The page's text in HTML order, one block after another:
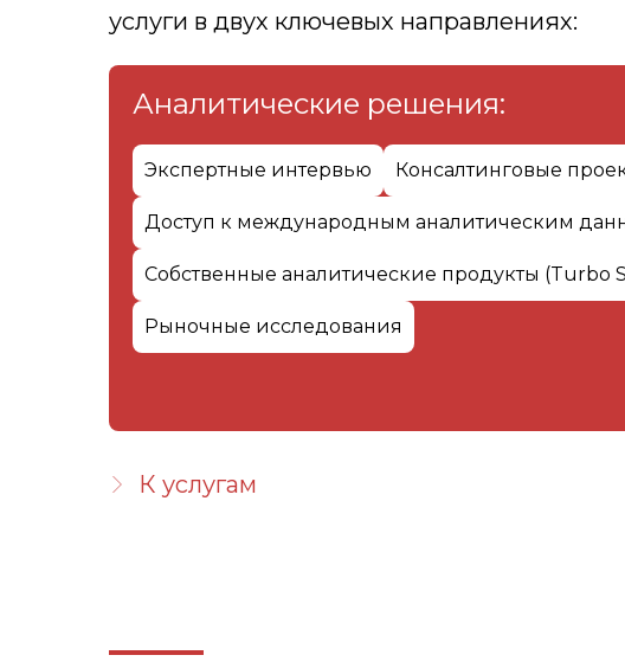
услуги в двух ключевых направлениях:
Экспертные интервью Консалтинговые
Доступ к международным аналитическим
Собственные аналитические продукты (Turbo
Рыночные исследования
Аналитические решения:
К услугам